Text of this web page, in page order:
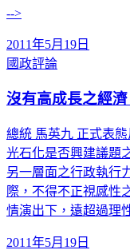
-->
2011年5月19日
國政評論
沒有高成長之經
總統 馬英九 正式表
光石化是否興建議題
另一層面之行政執行
際，不得不正視感性
情演出下，遠超過理
2011年5月19日